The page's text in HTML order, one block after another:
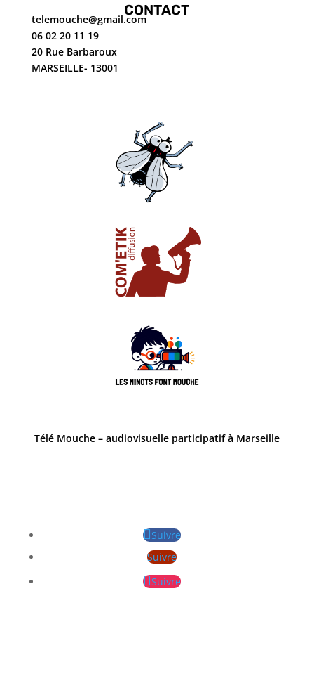
CONTACT
telemouche@gmail.com
06 02 20 11 19
20 Rue Barbaroux
MARSEILLE- 13001
Télé Mouche – audiovisuelle participatif à Marseille
Suivre
Suivre
Suivre